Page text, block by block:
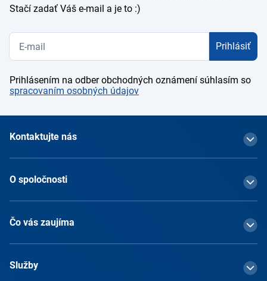
Stačí zadať Váš e-mail a je to :)
Prihlásiť
Prihlásením na odber obchodných oznámení súhlasím so
spracovaním osobných údajov
Kontaktujte nás
O spoločnosti
Čo vás zaujíma
Služby